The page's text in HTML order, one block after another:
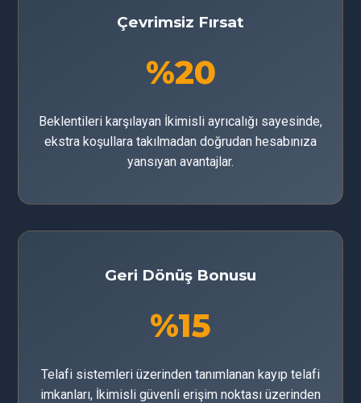
Çevrimsiz Fırsat
%20
Beklentileri karşılayan İkimisli ayrıcalığı sayesinde,
ekstra koşullara takılmadan doğrudan hesabınıza
yansıyan avantajlar.
Geri Dönüş Bonusu
%15
Telafi sistemleri üzerinden tanımlanan kayıp telafi
imkanları, İkimisli güvenli erişim noktası üzerinden